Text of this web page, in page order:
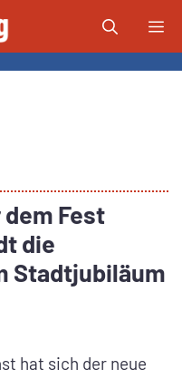
dem Fest
die
Stadtjubiläum
hat sich der neue